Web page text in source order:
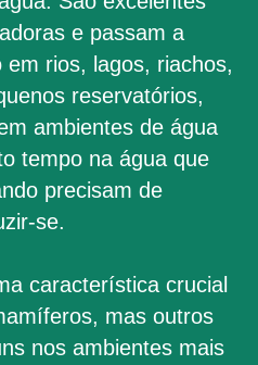
e passam a
rios, lagos, riachos,
reservatórios,
ambientes de água
tempo na água que
precisam de
se.
característica crucial
mas outros
nos ambientes mais